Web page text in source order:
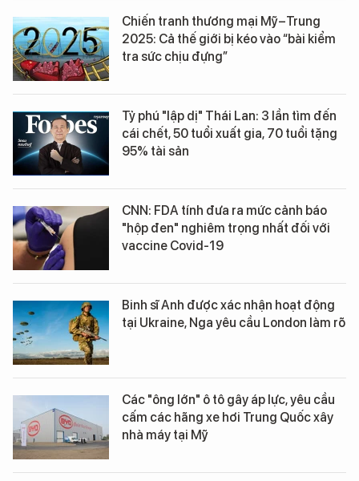
Chiến tranh thương mại Mỹ–Trung
2025: Cả thế giới bị kéo vào “bài kiểm
tra sức chịu đựng”
Tỷ phú "lập dị" Thái Lan: 3 lần tìm đến
cái chết, 50 tuổi xuất gia, 70 tuổi tặng
95% tài sản
CNN: FDA tính đưa ra mức cảnh báo
"hộp đen" nghiêm trọng nhất đối với
vaccine Covid-19
Binh sĩ Anh được xác nhận hoạt động
tại Ukraine, Nga yêu cầu London làm rõ
Các "ông lớn" ô tô gây áp lực, yêu cầu
cấm các hãng xe hơi Trung Quốc xây
nhà máy tại Mỹ